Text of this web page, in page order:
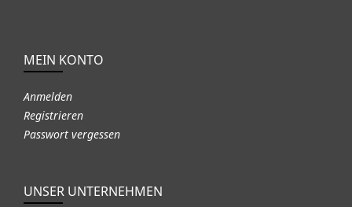
MEIN KONTO
Anmelden
Registrieren
Passwort vergessen
UNSER UNTERNEHMEN